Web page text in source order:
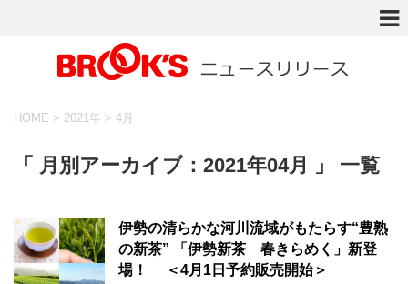
HOME > 2021年 > 4月
「 月別アーカイブ：2021年04月 」 一覧
伊勢の清らかな河川流域がもたらす“豊熟
の新茶” 「伊勢新茶 春きらめく」新登
場！ ＜4月1日予約販売開始＞